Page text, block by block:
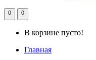
0 0
В корзине пусто!
Главная